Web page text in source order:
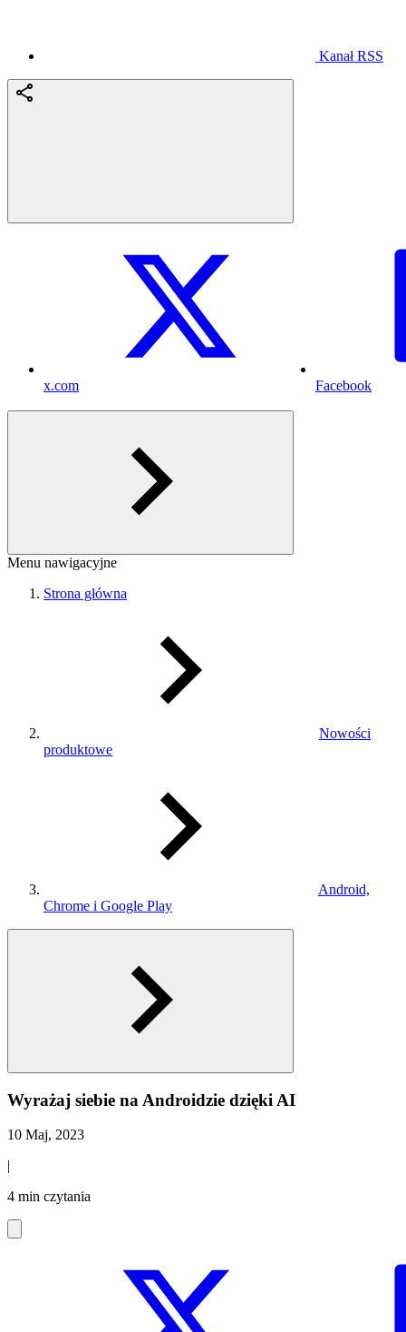
Kanał RSS
x.com Facebook
Menu nawigacyjne
Strona główna
Nowości
produktowe
Android,
Chrome i Google Play
Wyrażaj siebie na Androidzie dzięki AI
10 Maj, 2023
|
4 min czytania